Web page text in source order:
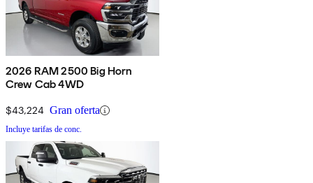
2026 RAM 2500 Big Horn
Crew Cab 4WD
$43,224 Gran oferta
Incluye tarifas de conc.